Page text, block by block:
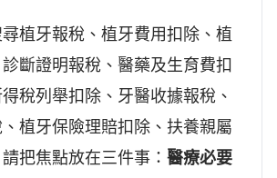
植牙報稅、植牙費用扣除、植
斷證明報稅、醫藥及生育費扣
稅列舉扣除、牙醫收據報稅、
植牙保險理賠扣除、扶養親屬
把焦點放在三件事： 醫療必要